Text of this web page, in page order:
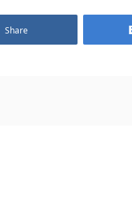
Share